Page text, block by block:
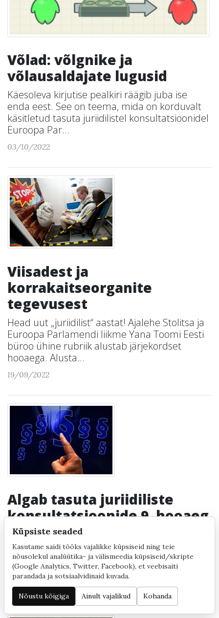
Võlad: võlgnike ja
võlausaldajate lugusid
Käesoleva kirjutise pealkiri räägib juba ise
enda eest. See on teema, mida on korduvalt
käsitletud tasuta juriidilistel konsultatsioonidel
Euroopa Par...
03/10/2022
Viisadest ja
korrakaitseorganite
tegevusest
Head uut „juriidilist“ aastat! Ajalehe Stolitsa ja
Euroopa Parlamendi liikme Yana Toomi Eesti
büroo ühine rubriik alustab järjekordset
hooaega. Alusta...
19/09/2022
Algab tasuta juriidiliste
konsultatsioonide 9. hooaeg
12. septembril kell 9:00-12:00 tel 6720311
toimub selle hooaja esimene registreerimine
Euroopa Parlamendi liikme Yana Toomi Eesti
büroo tasuta juriidi...
05/09/2022
Küpsiste seaded
Kasutame saidi tööks vajalikke küpsiseid ning teie
nõusolekul analüütika- ja välismeedia küpsiseid/skripte
(Google Analytics, Twitter, Facebook), et veebisaiti
parandada ja sotsiaalvidinaid kuvada.
Nõustu kõigiga Ainult vajalikud Kohanda